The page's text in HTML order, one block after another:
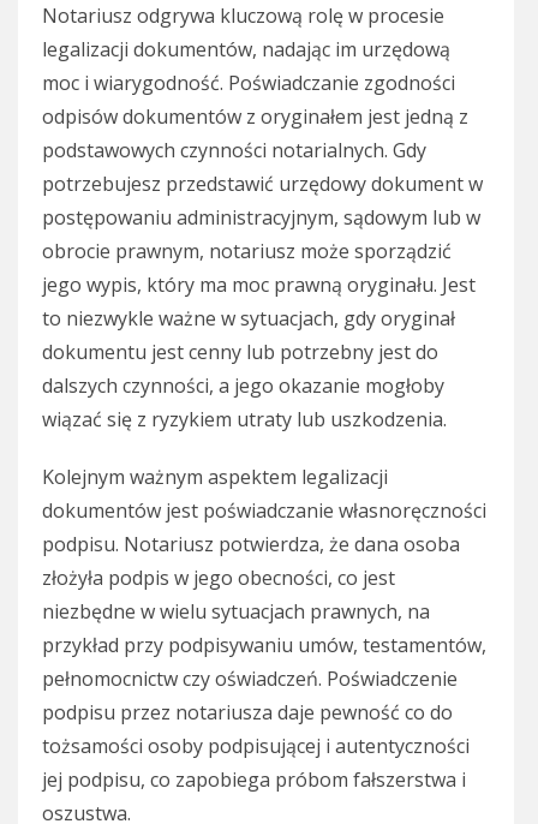
Notariusz odgrywa kluczową rolę w procesie
legalizacji dokumentów, nadając im urzędową
moc i wiarygodność. Poświadczanie zgodności
odpisów dokumentów z oryginałem jest jedną z
podstawowych czynności notarialnych. Gdy
potrzebujesz przedstawić urzędowy dokument w
postępowaniu administracyjnym, sądowym lub w
obrocie prawnym, notariusz może sporządzić
jego wypis, który ma moc prawną oryginału. Jest
to niezwykle ważne w sytuacjach, gdy oryginał
dokumentu jest cenny lub potrzebny jest do
dalszych czynności, a jego okazanie mogłoby
wiązać się z ryzykiem utraty lub uszkodzenia.
Kolejnym ważnym aspektem legalizacji
dokumentów jest poświadczanie własnoręczności
podpisu. Notariusz potwierdza, że dana osoba
złożyła podpis w jego obecności, co jest
niezbędne w wielu sytuacjach prawnych, na
przykład przy podpisywaniu umów, testamentów,
pełnomocnictw czy oświadczeń. Poświadczenie
podpisu przez notariusza daje pewność co do
tożsamości osoby podpisującej i autentyczności
jej podpisu, co zapobiega próbom fałszerstwa i
oszustwa.